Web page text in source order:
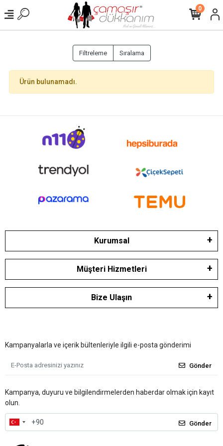
0
Filtreleme Sıralama
Ürün bulunamadı.
Kurumsal
Müşteri Hizmetleri
Bize Ulaşın
Kampanyalarla ve içerik bültenleriyle ilgili e-posta gönderimi
Gönder
Kampanya, duyuru ve bilgilendirmelerden haberdar olmak için kayıt
olun.
Gönder